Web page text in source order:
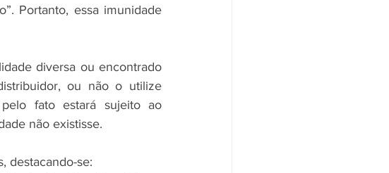
Portanto, essa imunidade
diversa ou encontrado
ou não o utilize
fato estará sujeito ao
não existisse.
destacando-se: